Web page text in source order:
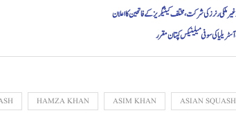
ASIAN SQUASH
ASIM KHAN
HAMZA KHAN